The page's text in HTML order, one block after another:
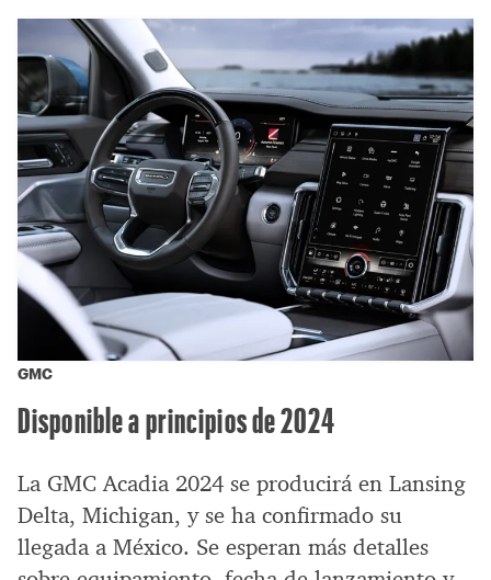
GMC
Disponible a principios de 2024
La GMC Acadia 2024 se producirá en Lansing
Delta, Michigan, y se ha confirmado su
llegada a México. Se esperan más detalles